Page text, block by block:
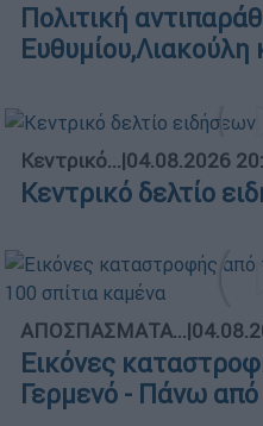
Πολιτική
Ευθυμίου,Λιακούλη
Κεντρικό...|04.08.2026
Κεντρικό δελτίο
ΑΠΟΣΠΑΣΜΑΤΑ...|
Εικόνες
Γερμενό - Πάνω από